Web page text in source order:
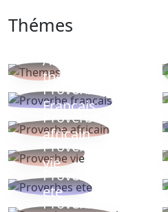
Thémes
Autres
thèmes
Proverbe
Français
Proverbe
africain
Proverbe
vie
Proverbes
ete
Proverbe